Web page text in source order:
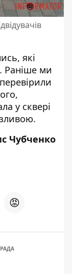
які
. Раніше ми
у сквері
.
Чубченко
😡